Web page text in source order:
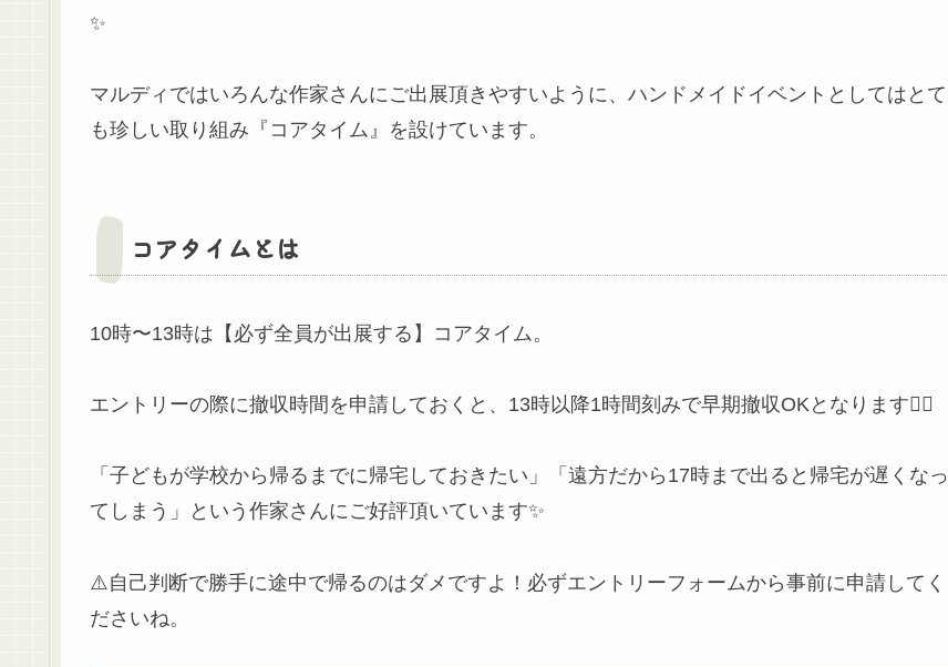
✨
マルディではいろんな作家さんにご出展頂きやすいように、ハンドメイドイベントとしてはとて
も珍しい取り組み『コアタイム』を設けています。
コアタイムとは
10時〜13時は【必ず全員が出展する】コアタイム。
エントリーの際に撤収時間を申請しておくと、13時以降1時間刻みで早期撤収OKとなります🙆‍♀️
「子どもが学校から帰るまでに帰宅しておきたい」「遠方だから17時まで出ると帰宅が遅くなっ
てしまう」という作家さんにご好評頂いています✨
⚠️自己判断で勝手に途中で帰るのはダメですよ！必ずエントリーフォームから事前に申請してく
ださいね。